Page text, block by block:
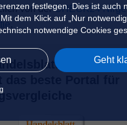
festlegen. Dies ist auch
dem Klick auf „Nur
notwendige Cookies
Geht
von derCHECK24
.
&